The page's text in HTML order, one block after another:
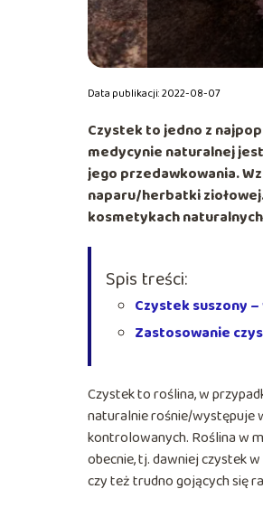
Data publikacji: 2022-08-07
Czystek to jedno z
medycynie naturalnej
jego przedawkowania.
naparu/herbatki
kosmetykach
Spis treści:
Czystek suszony –
Zastosowanie
Czystek to roślina, w
naturalnie rośnie/występuje
kontrolowanych. Roślina w
obecnie, tj. dawniej czystek
czy też trudno gojących się